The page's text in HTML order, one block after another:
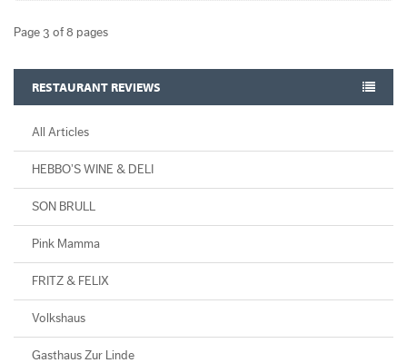
Page 3 of 8 pages
RESTAURANT REVIEWS
All Articles
HEBBO’S WINE & DELI
SON BRULL
Pink Mamma
FRITZ & FELIX
Volkshaus
Gasthaus Zur Linde